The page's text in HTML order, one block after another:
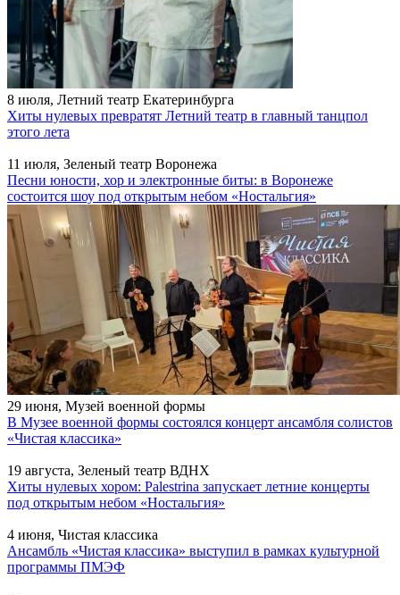
8 июля, Летний театр Екатеринбурга
Хиты нулевых превратят Летний театр в главный танцпол
этого лета
11 июля, Зеленый театр Воронежа
Песни юности, хор и электронные биты: в Воронеже
состоится шоу под открытым небом «Ностальгия»
29 июня, Музей военной формы
В Музее военной формы состоялся концерт ансамбля солистов
«Чистая классика»
19 августа, Зеленый театр ВДНХ
Хиты нулевых хором: Palestrina запускает летние концерты
под открытым небом «Ностальгия»
4 июня, Чистая классика
Ансамбль «Чистая классика» выступил в рамках культурной
программы ПМЭФ